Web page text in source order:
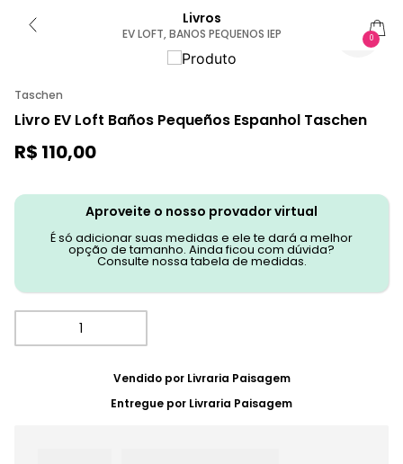
Livros
EV LOFT, BANOS PEQUENOS IEP 0
Taschen
Livro EV Loft Baños Pequeños Espanhol Taschen
R$ 110,00
Aproveite o nosso provador virtual
É só adicionar suas medidas e ele te dará a melhor
opção de tamanho. Ainda ficou com dúvida?
Consulte nossa tabela de medidas.
Vendido por Livraria Paisagem
Entregue por Livraria Paisagem